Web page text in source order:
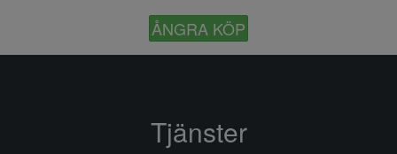
ÅNGRA KÖP
Tjänster